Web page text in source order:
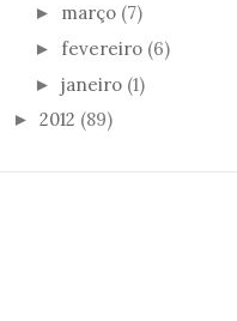
► março (7)
► fevereiro (6)
► janeiro (1)
► 2012 (89)